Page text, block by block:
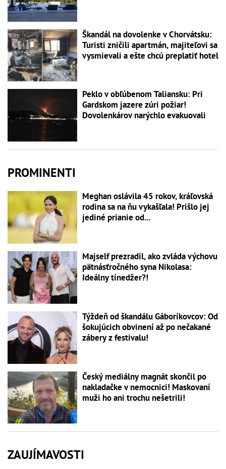
Škandál na dovolenke v Chorvátsku:
Turisti zničili apartmán, majiteľovi sa
vysmievali a ešte chcú preplatiť hotel
Peklo v obľúbenom Taliansku: Pri
Gardskom jazere zúri požiar!
Dovolenkárov narýchlo evakuovali
PROMINENTI
Meghan oslávila 45 rokov, kráľovská
rodina sa na ňu vykašľala! Prišlo jej
jediné prianie od...
Majself prezradil, ako zvláda výchovu
pätnásťročného syna Nikolasa:
Ideálny tínedžer?!
Týždeň od škandálu Gáboríkovcov: Od
šokujúcich obvinení až po nečakané
zábery z festivalu!
Český mediálny magnát skončil po
nakladačke v nemocnici! Maskovaní
muži ho ani trochu nešetrili!
ZAUJÍMAVOSTI